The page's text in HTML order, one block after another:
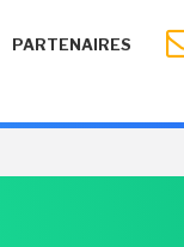
PARTENAIRES